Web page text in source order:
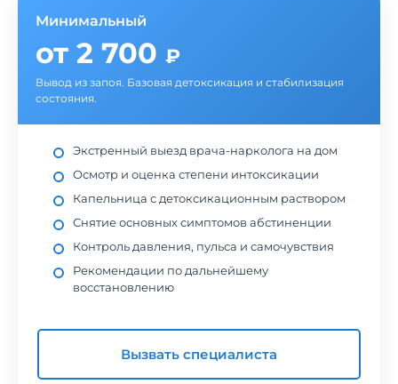
Минимальный
от 2 700 ₽
Вывод из запоя. Базовая детоксикация и стабилизация
состояния.
Экстренный выезд врача-нарколога на дом
Осмотр и оценка степени интоксикации
Капельница с детоксикационным раствором
Снятие основных симптомов абстиненции
Контроль давления, пульса и самочувствия
Рекомендации по дальнейшему
восстановлению
Вызвать специалиста